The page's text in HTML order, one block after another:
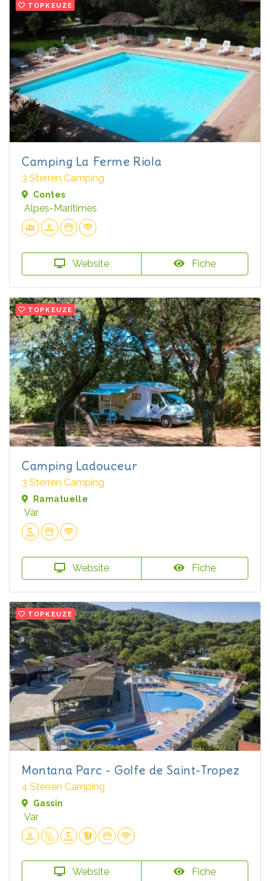
TOPKEUZE
Camping La Ferme Riola
3 Sterren Camping
Contes
Alpes-Maritimes
Website Fiche
TOPKEUZE
Camping Ladouceur
3 Sterren Camping
Ramatuelle
Var
Website Fiche
TOPKEUZE
Montana Parc - Golfe de Saint-Tropez
4 Sterren Camping
Gassin
Var
Website Fiche